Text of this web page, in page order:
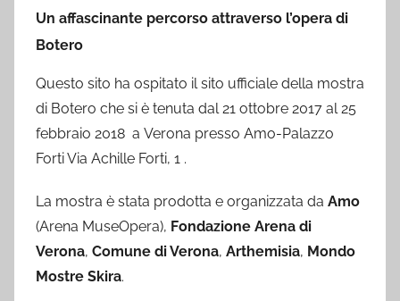
Un affascinante percorso attraverso l’opera di
Botero
Questo sito ha ospitato il sito ufficiale della mostra
di Botero che si è tenuta dal 21 ottobre 2017 al 25
febbraio 2018 a Verona presso Amo-Palazzo
Forti Via Achille Forti, 1 .
La mostra è stata prodotta e organizzata da Amo
(Arena MuseOpera), Fondazione Arena di
Verona, Comune di Verona, Arthemisia, Mondo
Mostre Skira.